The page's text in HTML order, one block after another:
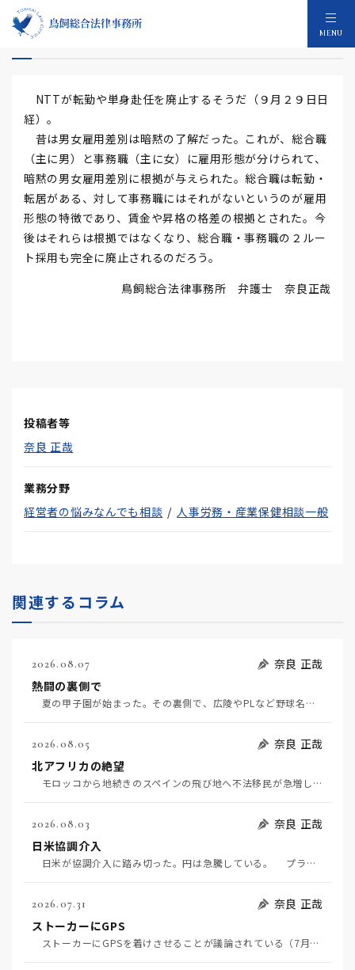
MENU
転勤や単身赴任の廃止
NTTが転勤や単身赴任を廃止するそうだ（９月２９日日
経）。
昔は男女雇用差別は暗黙の了解だった。これが、総合職
（主に男）と事務職（主に女）に雇用形態が分けられて、
暗黙の男女雇用差別に根拠が与えられた。総合職は転勤・
転居がある、対して事務職にはそれがないというのが雇用
形態の特徴であり、賃金や昇格の格差の根拠とされた。今
後はそれらは根拠ではなくなり、総合職・事務職の２ルー
ト採用も完全に廃止されるのだろう。
鳥飼総合法律事務所 弁護士 奈良正哉
投稿者等
奈良 正哉
業務分野
経営者の悩みなんでも相談
人事労務・産業保健相談一般
関連するコラム
2026.08.07
奈良 正哉
熱闘の裏側で
夏の甲子園が始まった。その裏側で、広陵やPLなど野球名門校（だった）の不祥事のその後について、「熱…
2026.08.05
奈良 正哉
北アフリカの絶望
モロッコから地続きのスペインの飛び地へ不法移民が急増していて、当地の大問題となっている。「海を泳い…
2026.08.03
奈良 正哉
日米協調介入
日米が協調介入に踏み切った。円は急騰している。 プラザ合意以降、協調介入は為替相場の転機になって…
2026.07.31
奈良 正哉
ストーカーにGPS
ストーカーにGPSを着けさせることが議論されている（7月29日日経）。反対派は「ストーカーにも人権…